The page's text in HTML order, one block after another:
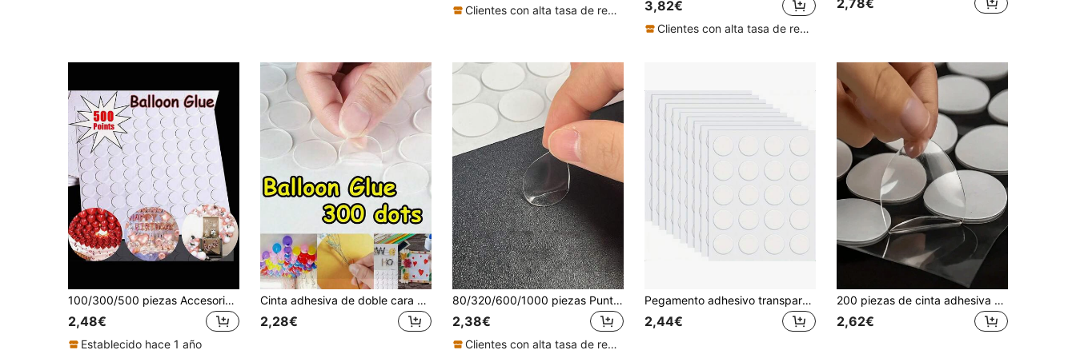
Clientes con alta tasa de repetición
#1 Más vendidos
en Fiesta de inauguración de la casa Globos Decora
(1000+)
3,82€
Clientes con alta tasa de repetición
2,78€
100/300/500 piezas Accesorios de decoración de globos Pegatinas súper adhesivas Puntos de pegamento de espuma de globo redondos de doble cara, Adecuado para DIY Cumpleaños Boda Fiesta, Día de la Madre, Día de San Valentín, Regreso a la Escuela, Navidad, Accesorios de decoración de fiesta de vacaciones
2,48€
Establecido hace 1 año
Cinta adhesiva de doble cara súper fuerte y pegatinas de puntos de espuma para decoración de globos, puntos adhesivos removibles sin residuos, accesorios prácticos para fijar globos para decoración DIY de cumpleaños, boda, Halloween, Navidad y despedida de soltero
2,28€
80/320/600/1000 piezas Puntos de pegamento para globos (20 puntos por hoja) Puntos adhesivos redondos transparentes de doble cara, removibles, fáciles de rasgar sin residuos, adecuados para fiesta, cumpleaños, decoración de boda, decoración de globos DIY
2,38€
Clientes con alta tasa de repetición
Pegamento adhesivo transparente de doble cara, pegamento adhesivo removible, calcomanías adhesivas para colgar en la pared, manualidades, globos y carteles
2,44€
200 piezas de cinta adhesiva acrílica de doble cara, cinta adhesiva de doble cara nano de alta viscosidad y resistencia, cinta mágica con forma redonda troquelada y engrosada, accesorios para globos de fiesta
2,62€